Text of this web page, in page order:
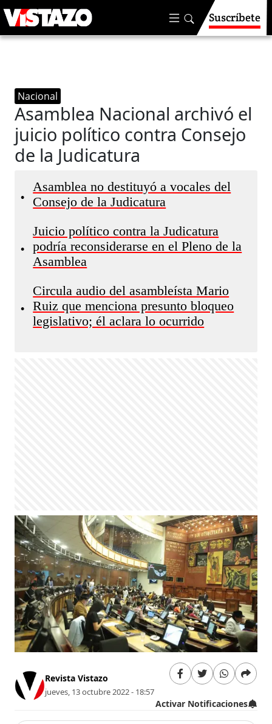
Suscríbete
Nacional
Asamblea Nacional archivó el
juicio político contra Consejo
de la Judicatura
•
Asamblea no destituyó a vocales del
Consejo de la Judicatura
•
Juicio político contra la Judicatura
podría reconsiderarse en el Pleno de la
Asamblea
•
Circula audio del asambleísta Mario
Ruiz que menciona presunto bloqueo
legislativo; él aclara lo ocurrido
Revista Vistazo
jueves, 13 octubre 2022 - 18:57
Activar Notificaciones